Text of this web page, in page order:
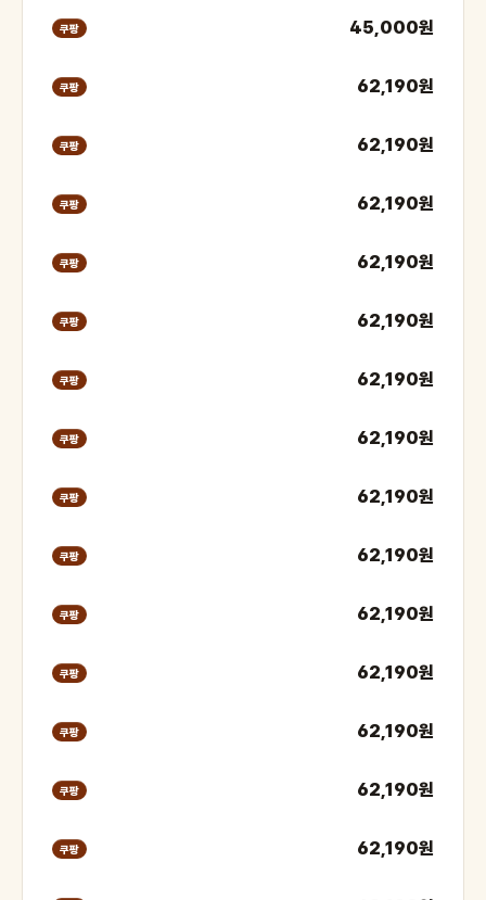
쿠팡 45,000원
쿠팡 62,190원
쿠팡 62,190원
쿠팡 62,190원
쿠팡 62,190원
쿠팡 62,190원
쿠팡 62,190원
쿠팡 62,190원
쿠팡 62,190원
쿠팡 62,190원
쿠팡 62,190원
쿠팡 62,190원
쿠팡 62,190원
쿠팡 62,190원
쿠팡 62,190원